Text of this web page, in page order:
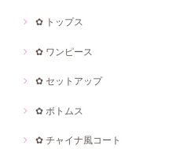
✿ トップス
✿ ワンピース
✿ セットアップ
✿ ボトムス
✿ チャイナ風コート